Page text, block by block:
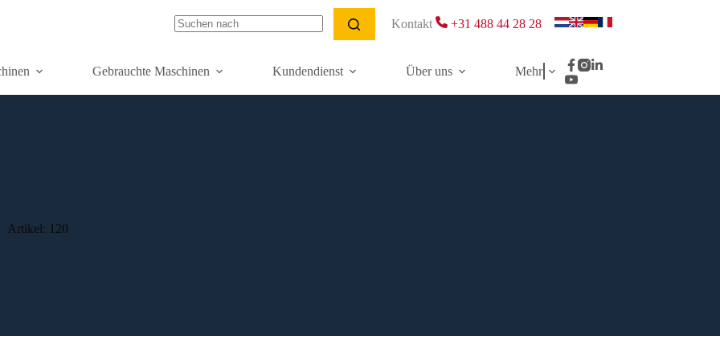
Kontakt +31 488 44 28 28
Gebrauchte Maschinen Kundendienst Über uns Mehr
Artikel: 120